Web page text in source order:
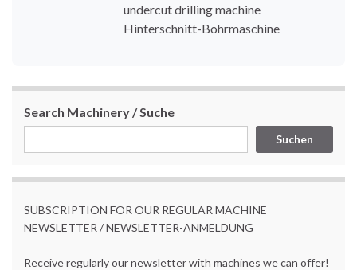
undercut drilling machine
Hinterschnitt-Bohrmaschine
Search Machinery / Suche
Suchen
SUBSCRIPTION FOR OUR REGULAR MACHINE
NEWSLETTER / NEWSLETTER-ANMELDUNG
Receive regularly our newsletter with machines we can offer!